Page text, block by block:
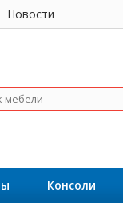
Новости
Консоли